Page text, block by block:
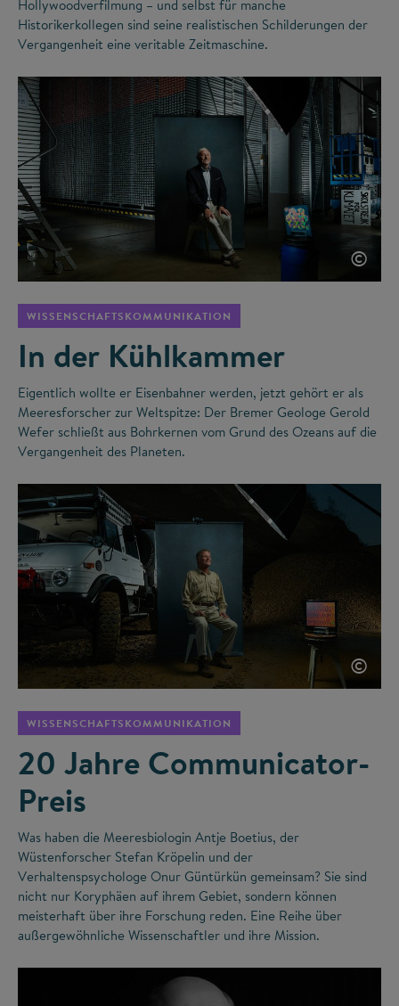
Hollywoodverfilmung – und selbst für manche
Historikerkollegen sind seine realistischen Schilderungen der
Vergangenheit eine veritable Zeitmaschine.
©
WISSENSCHAFTSKOMMUNIKATION
In der Kühlkammer
Eigentlich wollte er Eisenbahner werden, jetzt gehört er als
Meeresforscher zur Weltspitze: Der Bremer Geologe Gerold
Wefer schließt aus Bohrkernen vom Grund des Ozeans auf die
Vergangenheit des Planeten.
©
WISSENSCHAFTSKOMMUNIKATION
20 Jahre Communicator-
Preis
Was haben die Meeresbiologin Antje Boetius, der
Wüstenforscher Stefan Kröpelin und der
Verhaltenspsychologe Onur Güntürkün gemeinsam? Sie sind
nicht nur Koryphäen auf ihrem Gebiet, sondern können
meisterhaft über ihre Forschung reden. Eine Reihe über
außergewöhnliche Wissenschaftler und ihre Mission.